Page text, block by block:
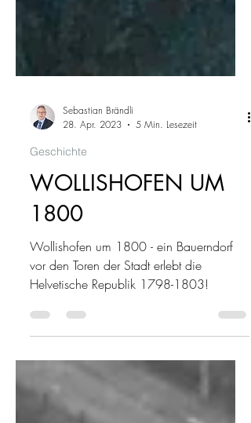
28. Apr. 2023
Geschichte
WOLLISHOFEN UM
1800
Wollishofen um 1800 - ein Bauerndorf
vor den Toren der Stadt erlebt die
Helvetische Republik 1798-1803!